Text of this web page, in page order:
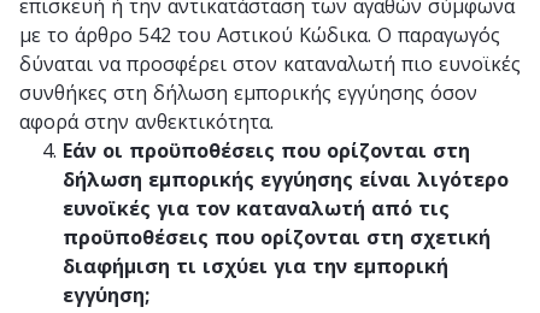
επισκευή ή την αντικατάσταση των αγαθών σύμφωνα
με το άρθρο 542 του Αστικού Κώδικα. Ο παραγωγός
δύναται να προσφέρει στον καταναλωτή πιο ευνοϊκές
συνθήκες στη δήλωση εμπορικής εγγύησης όσον
αφορά στην ανθεκτικότητα.
Εάν οι προϋποθέσεις που ορίζονται στη
δήλωση εμπορικής εγγύησης είναι λιγότερο
ευνοϊκές για τον καταναλωτή από τις
προϋποθέσεις που ορίζονται στη σχετική
διαφήμιση τι ισχύει για την εμπορική
εγγύηση;